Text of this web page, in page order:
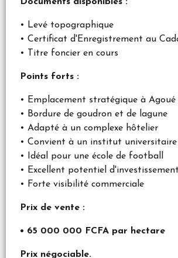
• Levé topographique
• Certificat d'Enregistrement au
• Titre foncier en cours
Points forts :
• Emplacement stratégique à Agoué
• Bordure de goudron et de lagune
• Adapté à un complexe hôtelier
• Convient à un institut universitaire
• Idéal pour une école de football
• Excellent potentiel
• Forte visibilité commerciale
Prix de vente :
• 65 000 000 FCFA par hectare
Prix négociable.